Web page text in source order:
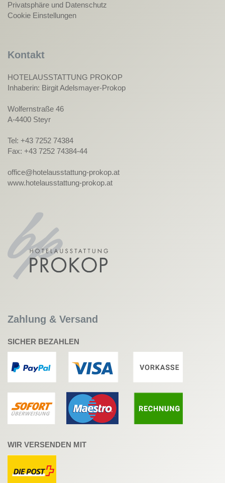
Privatsphäre und Datenschutz
Cookie Einstellungen
Kontakt
HOTELAUSSTATTUNG PROKOP
Inhaberin: Birgit Adelsmayer-Prokop
Wolfernstraße 46
A-4400 Steyr
Tel: +43 7252 74384
Fax: +43 7252 74384-44
office@hotelausstattung-prokop.at
www.hotelausstattung-prokop.at
Zahlung & Versand
SICHER BEZAHLEN
WIR VERSENDEN MIT